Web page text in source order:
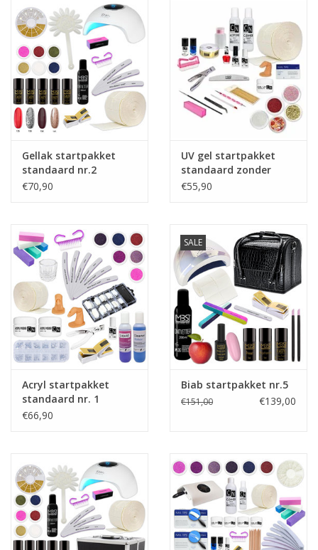
Hema free line/Hypoallergenic
Biab gel/Build It gel
Glitters ombre Spray
Nail Mist
Handcrème
Gellak startpakket
standaard nr.2
€70,90
UV gel startpakket
standaard zonder
lamp NR.1
€55,90
Acryl startpakket
standaard nr. 1
€66,90
SALE
Biab startpakket nr.5
€151,00 €139,00